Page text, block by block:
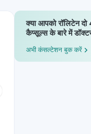
क्या आपको रॉलिटेन
कैप्सूल्स के बारे में
अभी कंसल्टेशन बुक करें